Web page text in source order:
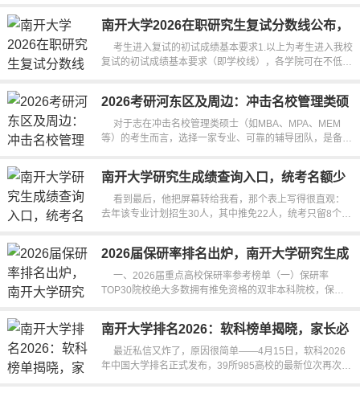
南开大学2026在职研究生复试分数线公布，
考生速看
考生进入复试的初试成绩基本要求1.以上为考生进入我校
复试的初试成绩基本要求（即学校线），各学院可在不低于
2026考研河东区及周边：冲击名校管理类硕
士选啥辅导团队
对于志在冲击名校管理类硕士（如MBA、MPA、MEM
等）的考生而言，选择一家专业、可靠的辅导团队，是备考
南开大学研究生成绩查询入口，统考名额少
竞争大怎么查
看到最后，他把屏幕转给我看，那个表上写得很直观：
去年该专业计划招生30人，其中推免22人，统考只留8个名
2026届保研率排名出炉，南开大学研究生成
绩如何？
一、2026届重点高校保研率参考榜单（一）保研率
TOP30院校绝大多数拥有推免资格的双非本科院校，保研
南开大学排名2026：软科榜单揭晓，家长必
最近私信又炸了，原因很简单——4月15日，软科2026
年中国大学排名正式发布，39所985高校的最新位次再次成